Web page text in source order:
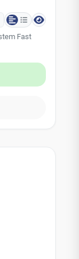
Fast